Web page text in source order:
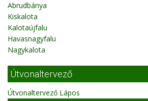
Abrudbánya
Kiskalota
Kalotaújfalu
Havasnagyfalu
Nagykalota
Útvonaltervező
Útvonaltervező Lápos